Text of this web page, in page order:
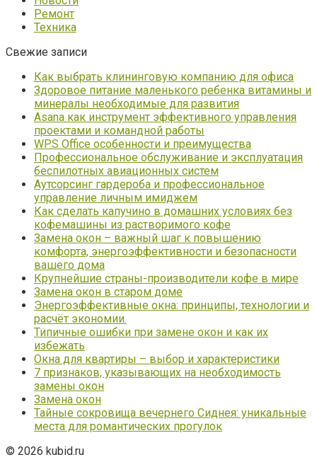
Ремонт
Техника
Свежие записи
Как выбрать клининговую компанию для офиса
Здоровое питание маленького ребенка витамины и
минералы необходимые для развития
Asana как инструмент эффективного управления
проектами и командной работы
WPS Office особенности и преимущества
Профессиональное обслуживание и эксплуатация
беспилотных авиационных систем
Аутсорсинг гардероба и профессиональное
управление личным имиджем
Как сделать капучино в домашних условиях без
кофемашины из растворимого кофе
Замена окон – важный шаг к повышению
комфорта, энергоэффективности и безопасности
вашего дома
Крупнейшие страны-производители кофе в мире
Замена окон в старом доме
Энергоэффективные окна: принципы, технологии и
расчёт экономии.
Типичные ошибки при замене окон и как их
избежать
Окна для квартиры – выбор и характеристики
7 признаков, указывающих на необходимость
замены окон
Замена окон
Тайные сокровища вечернего Сиднея: уникальные
места для романтических прогулок
© 2026 kubid.ru